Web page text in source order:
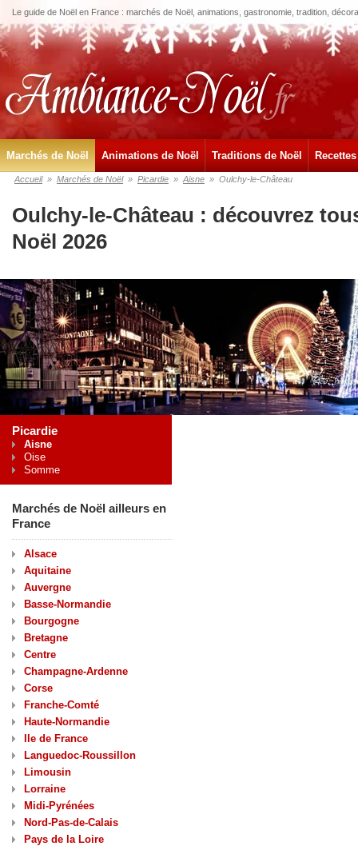
Le guide de Noël en France : marchés de Noël, animations, gastronomie, tradition,
Marchés de Noël Animations de Noël Traditions de Noël
Accueil » Marchés de Noël » Picardie » Aisne » Oulchy-le-Château
Oulchy-le-Château : découvrez
Noël 2026
Picardie
Aisne
Oise
Somme
Marchés de Noël ailleurs en
France
Alsace
Aquitaine
Auvergne
Basse-Normandie
Bourgogne
Bretagne
Centre
Champagne-Ardenne
Corse
Franche-Comté
Haute-Normandie
Ile de France
Languedoc-Roussillon
Limousin
Lorraine
Midi-Pyrénées
Nord-Pas-de-Calais
Pays de la Loire